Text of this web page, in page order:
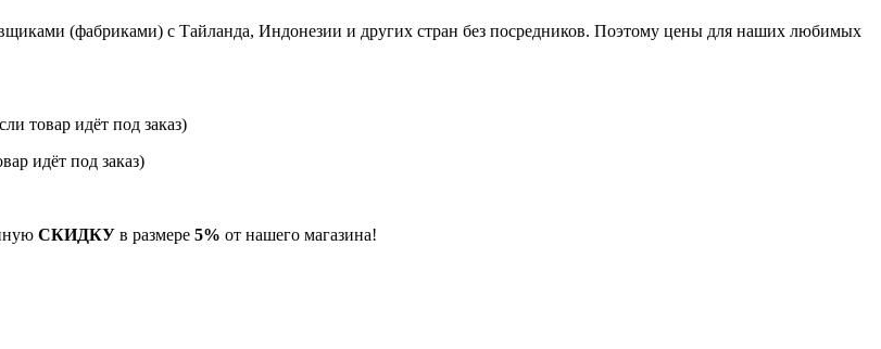
(фабриками) с Тайланда, Индонезии и других стран без посредников. Поэтому цены для наших любимых
товар идёт под заказ)
идёт под заказ)
СКИДКУ в размере 5% от нашего магазина!